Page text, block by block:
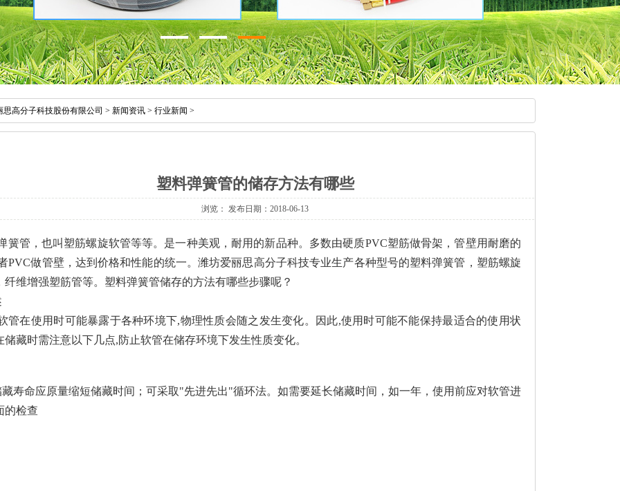
思高分子科技股份有限公司 > 新闻资讯 > 行业新闻 >
塑料弹簧管的储存方法有哪些
浏览： 发布日期：2018-06-13
簧管，也叫塑筋螺旋软管等等。是一种美观，耐用的新品种。多数由硬质PVC塑筋做骨架，管壁用耐磨的
PVC做管壁，达到价格和性能的统一。潍坊爱丽思高分子科技专业生产各种型号的塑料弹簧管，塑筋螺旋
纤维增强塑筋管等。塑料弹簧管储存的方法有哪些步骤呢？
使用时可能暴露于各种环境下,物理性质会随之发生变化。因此,使用时可能不能保持最适合的使用状
储藏时需注意以下几点,防止软管在储存环境下发生性质变化。
寿命应原量缩短储藏时间；可采取"先进先出"循环法。如需要延长储藏时间，如一年，使用前应对软管进
的检查